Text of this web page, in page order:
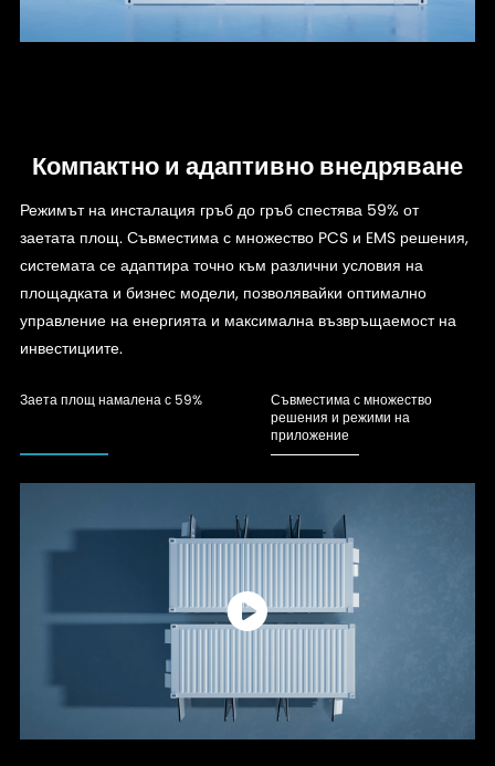
Компактно и адаптивно внедряване
Режимът на инсталация гръб до гръб спестява 59% от
заетата площ. Съвместима с множество PCS и EMS решения,
системата се адаптира точно към различни условия на
площадката и бизнес модели, позволявайки оптимално
управление на енергията и максимална възвръщаемост на
инвестициите.
Заета площ намалена с 59%
Съвместима с множество
решения и режими на
приложение